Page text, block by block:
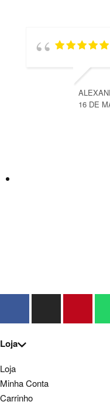
16 DE
Loja
Loja
Minha Conta
Carrinho